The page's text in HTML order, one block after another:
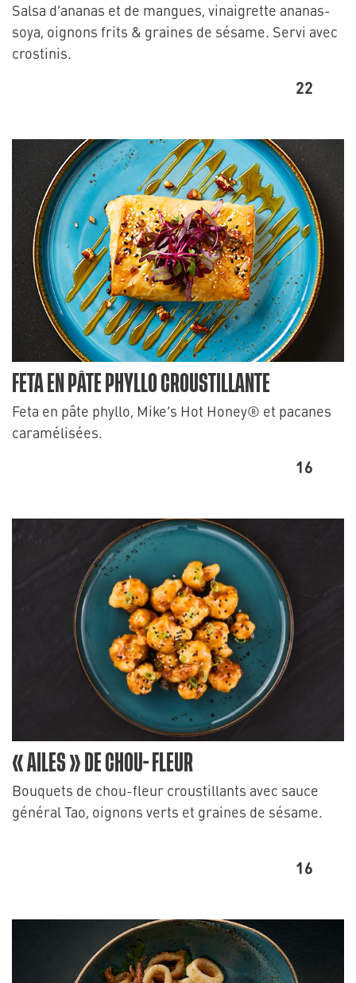
Salsa d’ananas et de mangues, vinaigrette ananas-
soya, oignons frits & graines de sésame. Servi avec
crostinis.
22
FETA EN PÂTE PHYLLO CROUSTILLANTE
Feta en pâte phyllo, Mike’s Hot Honey® et pacanes
caramélisées.
16
« AILES » DE CHOU- FLEUR
Bouquets de chou-fleur croustillants avec sauce
général Tao, oignons verts et graines de sésame.
16